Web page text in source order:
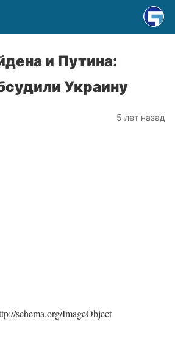
и Путина:
Украину
5 лет назад
schema.org/ImageObject